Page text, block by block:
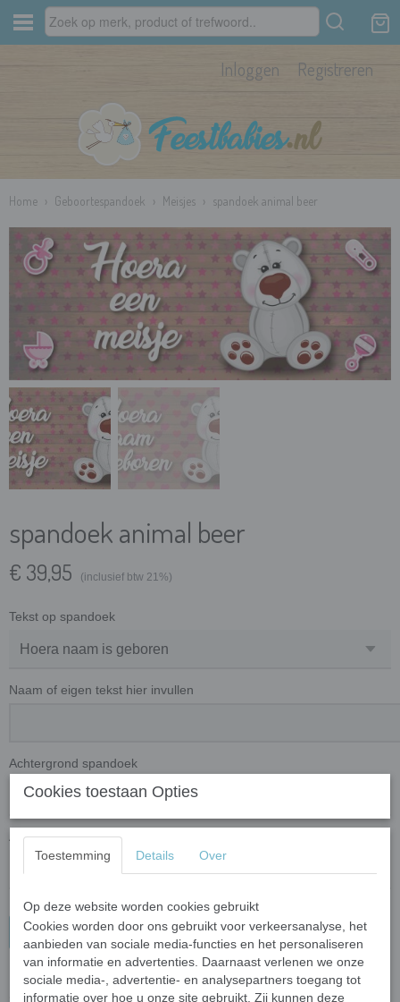
Inloggen Registreren
Home › Geboortespandoek › Meisjes › spandoek animal beer
spandoek animal beer
€ 39,95 (inclusief btw 21%)
Tekst op spandoek
Naam of eigen tekst hier invullen
Achtergrond spandoek
Aantal
In winkelwagen
spandoek animal beer
Cookies toestaan Opties
Toestemming Details Over
Op deze website worden cookies gebruikt
Cookies worden door ons gebruikt voor verkeersanalyse, het
aanbieden van sociale media-functies en het personaliseren
van informatie en advertenties. Daarnaast verlenen we onze
sociale media-, advertentie- en analysepartners toegang tot
informatie over hoe u onze site gebruikt. Zij kunnen deze